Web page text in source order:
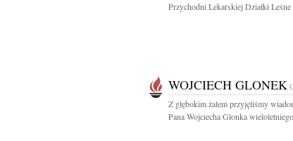
Przychodni Lekarskiej Działki
WOJCIECH GLONEK
Z głębokim żalem przyjęliśmy
Pana Wojciecha Glonka